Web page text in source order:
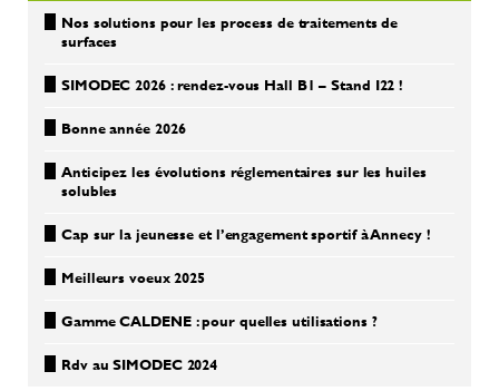
Nos solutions pour les process de traitements de
surfaces
SIMODEC 2026 : rendez-vous Hall B1 – Stand I22 !
Bonne année 2026
Anticipez les évolutions réglementaires sur les huiles
solubles
Cap sur la jeunesse et l’engagement sportif à Annecy !
Meilleurs voeux 2025
Gamme CALDENE : pour quelles utilisations ?
Rdv au SIMODEC 2024